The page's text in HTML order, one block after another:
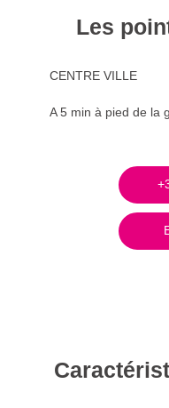
Les
CENTRE VILLE
A 5 min à pied de la